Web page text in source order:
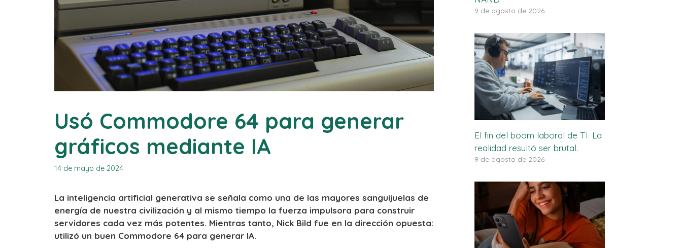
Usó Commodore 64 para generar
gráficos mediante IA
14 de mayo de 2024
La inteligencia artificial generativa se señala como una de las mayores sanguijuelas de
energía de nuestra civilización y al mismo tiempo la fuerza impulsora para construir
servidores cada vez más potentes. Mientras tanto, Nick Bild fue en la dirección opuesta:
utilizó un buen Commodore 64 para generar IA.
9 de agosto de 2026
El fin del boom laboral de TI. La
realidad resultó ser brutal.
9 de agosto de 2026